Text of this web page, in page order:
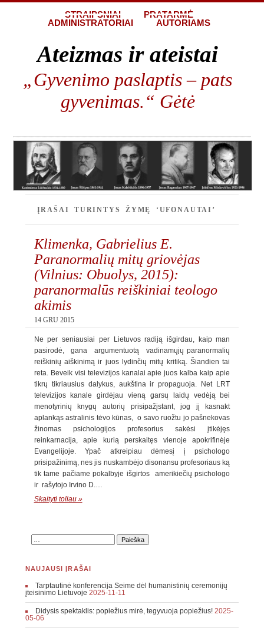
STRAIPSNIAI
PRATARMĖ
ADMINISTRATORIAI
AUTORIAMS
Ateizmas ir ateistai
„Gyvenimo paslaptis – pats
gyvenimas.“ Gėtė
ĮRAŠAI TURINTYS ŽYMĘ ‘UFONAUTAI’
Klimenka, Gabrielius E.
Paranormalių mitų griovėjas
(Vilnius: Obuolys, 2015):
paranormalūs reiškiniai teologo
akimis
14 GRU 2015
Ne per seniausiai per Lietuvos radiją išgirdau, kaip man
pasirodė, gana argumentuotą vadinamųjų paranormalių
reiškinių aiškinimą ir juos lydinčių mitų kritiką. Šiandien tai
reta. Beveik visi televizijos kanalai apie juos kalba kaip apie
tikrų tikriausius dalykus, aukština ir propaguoja. Net LRT
televizijos kanale girdėjau vieną garsų laidų vedėją bei
menotyrinių knygų autorių prisipažįstant, jog jį kasnakt
aplankąs astralinis tėvo kūnas, o savo ruožtu jo pašnekovas
žinomas psichologijos profesorius sakėsi įtikėjęs
reinkarnacija, apie kurią perskaitęs vienoje apokrifinėje
Evangelijoje. Ypač atkreipiau dėmesį į psichologo
prisipažinimą, nes jis nuskambėjo disonansu profesoriaus ką
tik tame pačiame pokalbyje išgirtos amerikiečių psichologo
ir rašytojo Irvino D.…
Skaityti toliau »
NAUJAUSI ĮRAŠAI
Tarptautinė konferencija Seime dėl humanistinių ceremonijų
įteisinimo Lietuvoje 2025-11-11
Didysis spektaklis: popiežius mirė, tegyvuoja popiežius! 2025-
05-06